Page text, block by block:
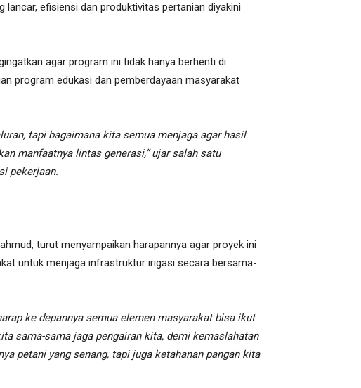
lancar, efisiensi dan produktivitas pertanian diyakini
agar program ini tidak hanya berhenti di
program edukasi dan pemberdayaan masyarakat
tapi bagaimana kita semua menjaga agar hasil
manfaatnya lintas generasi,” ujar salah satu
pekerjaan.
turut menyampaikan harapannya agar proyek ini
untuk menjaga infrastruktur irigasi secara bersama-
ke depannya semua elemen masyarakat bisa ikut
sama-sama jaga pengairan kita, demi kemaslahatan
petani yang senang, tapi juga ketahanan pangan kita